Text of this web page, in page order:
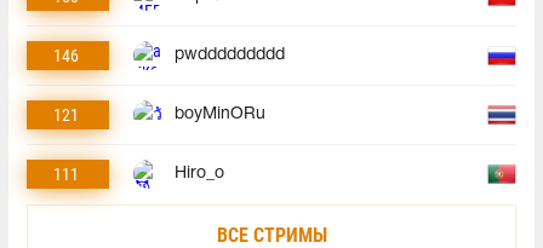
146 pwddddddddd
121 boyMinORu
111 Hiro_o
ВСЕ СТРИМЫ